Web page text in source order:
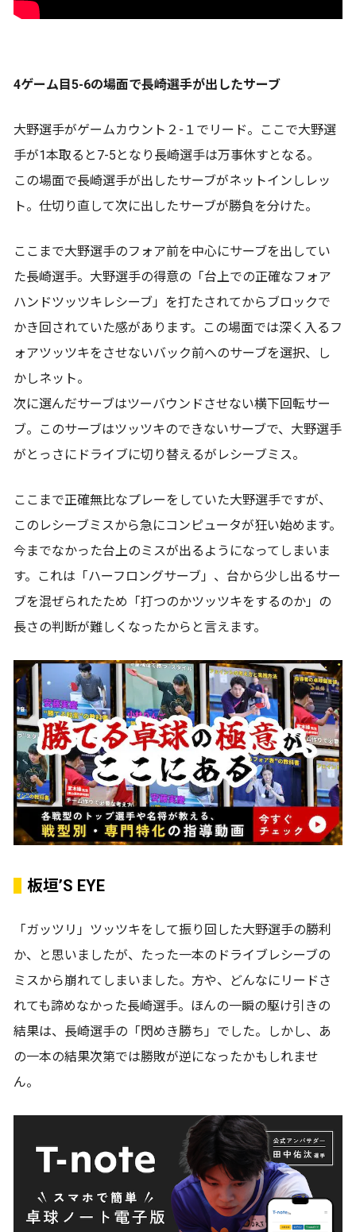
4ゲーム目5-6の場面で長崎選手が出したサーブ
大野選手がゲームカウント２-１でリード。ここで大野選
手が1本取ると7-5となり長崎選手は万事休すとなる。
この場面で長崎選手が出したサーブがネットインしレッ
ト。仕切り直して次に出したサーブが勝負を分けた。
ここまで大野選手のフォア前を中心にサーブを出してい
た長崎選手。大野選手の得意の「台上での正確なフォア
ハンドツッツキレシーブ」を打たされてからブロックで
かき回されていた感があります。この場面では深く入るフ
ォアツッツキをさせないバック前へのサーブを選択、し
かしネット。
次に選んだサーブはツーバウンドさせない横下回転サー
ブ。このサーブはツッツキのできないサーブで、大野選手
がとっさにドライブに切り替えるがレシーブミス。
ここまで正確無比なプレーをしていた大野選手ですが、
このレシーブミスから急にコンピュータが狂い始めます。
今までなかった台上のミスが出るようになってしまいま
す。これは「ハーフロングサーブ」、台から少し出るサー
ブを混ぜられたため「打つのかツッツキをするのか」の
長さの判断が難しくなったからと言えます。
板垣’S EYE
「ガッツリ」ツッツキをして振り回した大野選手の勝利
か、と思いましたが、たった一本のドライブレシーブの
ミスから崩れてしまいました。方や、どんなにリードさ
れても諦めなかった長崎選手。ほんの一瞬の駆け引きの
結果は、長崎選手の「閃めき勝ち」でした。しかし、あ
の一本の結果次第では勝敗が逆になったかもしれませ
ん。